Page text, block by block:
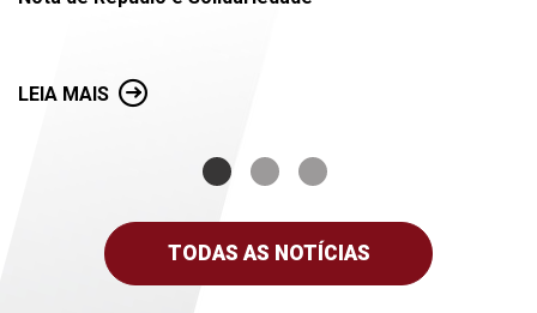
LEIA MAIS
TODAS AS NOTÍCIAS